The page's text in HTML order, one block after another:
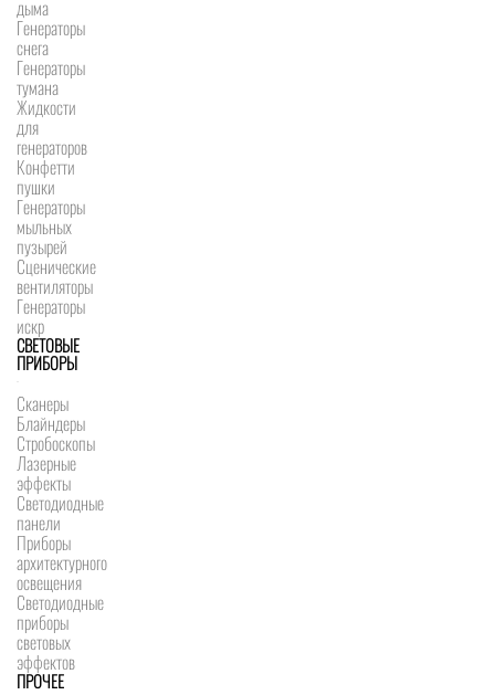
дыма
Генераторы
снега
Генераторы
тумана
Жидкости
для
генераторов
Конфетти
пушки
Генераторы
мыльных
пузырей
Сценические
вентиляторы
Генераторы
искр
СВЕТОВЫЕ
ПРИБОРЫ
Сканеры
Блайндеры
Стробоскопы
Лазерные
эффекты
Светодиодные
панели
Приборы
архитектурного
освещения
Светодиодные
приборы
световых
эффектов
ПРОЧЕЕ